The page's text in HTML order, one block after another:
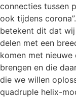
connecties tussen
ook tijdens
betekent dit dat
delen met een
komen met
brengen en die
die we willen
quadruple helix-